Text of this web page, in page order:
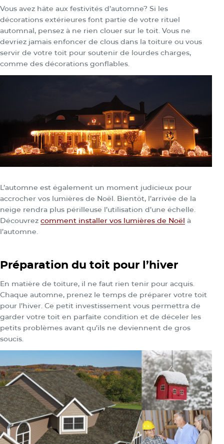
Vous avez hâte aux festivités d’automne? Si les
décorations extérieures font partie de votre rituel
automnal, pensez à ne rien clouer sur le toit. Vous ne
devriez jamais enfoncer de clous dans la toiture ou vous
servir de votre toit pour soutenir de lourdes charges,
comme des décorations gonflables.
L’automne est également un moment judicieux pour
accrocher vos lumières de Noël. Bientôt, l’arrivée de la
neige rendra plus périlleuse l’utilisation d’une échelle.
Découvrez comment installer vos lumières de Noël à
l’automne.
Préparation du toit pour l’hiver
En matière de toiture, il ne faut rien tenir pour acquis.
Chaque automne, prenez le temps de préparer votre toit
pour l’hiver. Ce petit investissement vous permettra de
garder votre toit en parfaite condition et de déceler les
petits problèmes avant qu’ils ne deviennent de gros
soucis.